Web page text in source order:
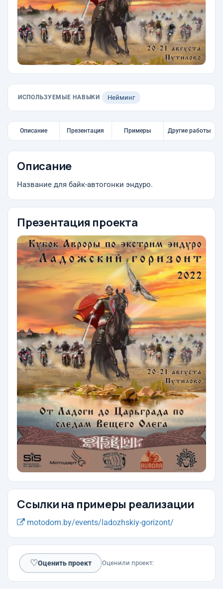
ИСПОЛЬЗУЕМЫЕ НАВЫКИ Нейминг
Описание Презентация Примеры Другие работы
Описание
Название для байк-автогонки эндуро.
Презентация проекта
Ссылки на примеры реализации
motodom.by/events/ladozhskiy-gorizont/
♡Оценить проект Оценили проект: